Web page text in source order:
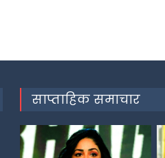
साप्ताहिक समाचार